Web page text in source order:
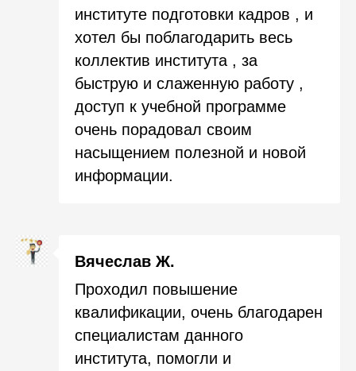
институте подготовки кадров , и
хотел бы поблагодарить весь
коллектив института , за
быструю и слаженную работу ,
доступ к учебной программе
очень порадовал своим
насыщением полезной и новой
информации.
Вячеслав Ж.
Проходил повышение
квалификации, очень благодарен
специалистам данного
института, помогли и